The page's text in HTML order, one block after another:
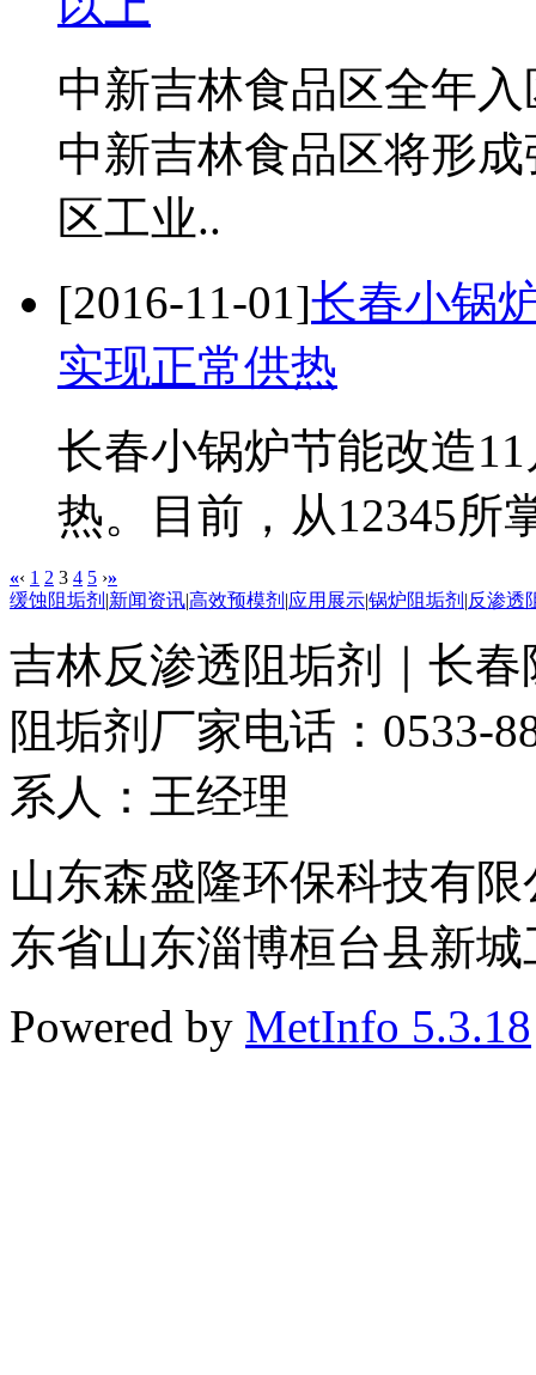
中新吉林食品区全年
中新吉林食品区将形
区工业..
[2016-11-01]长春小锅
实现正常供热
长春小锅炉节能改造
热。目前，从12345所
«‹ 1 2 3 4 5 ›»
缓蚀阻垢剂 |新闻资讯|高效预模剂 |应用展示|锅炉阻垢剂 |反渗透
吉林反渗透阻垢剂｜长
阻垢剂厂家电话：0533-
系人：王经理
山东森盛隆环保科技有
东省山东淄博桓台县新
Powered by MetInfo 5.3.18